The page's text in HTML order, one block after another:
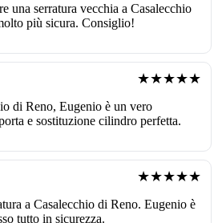
una serratura vecchia a Casalecchio
più sicura. Consiglio!
★★★★★
di Reno, Eugenio è un vero
e sostituzione cilindro perfetta.
★★★★★
a Casalecchio di Reno. Eugenio è
tutto in sicurezza.